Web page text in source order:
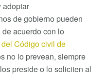
adoptar
de gobierno pueden
acuerdo con lo
Código civil de
no lo prevean, siempre
preside o lo soliciten al